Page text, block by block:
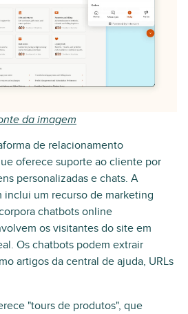
da imagem
de relacionamento
oferece suporte ao cliente por
personalizadas e chats. A
inclui um recurso de marketing
chatbots online
os visitantes do site em
Os chatbots podem extrair
artigos da central de ajuda, URLs
"tours de produtos", que